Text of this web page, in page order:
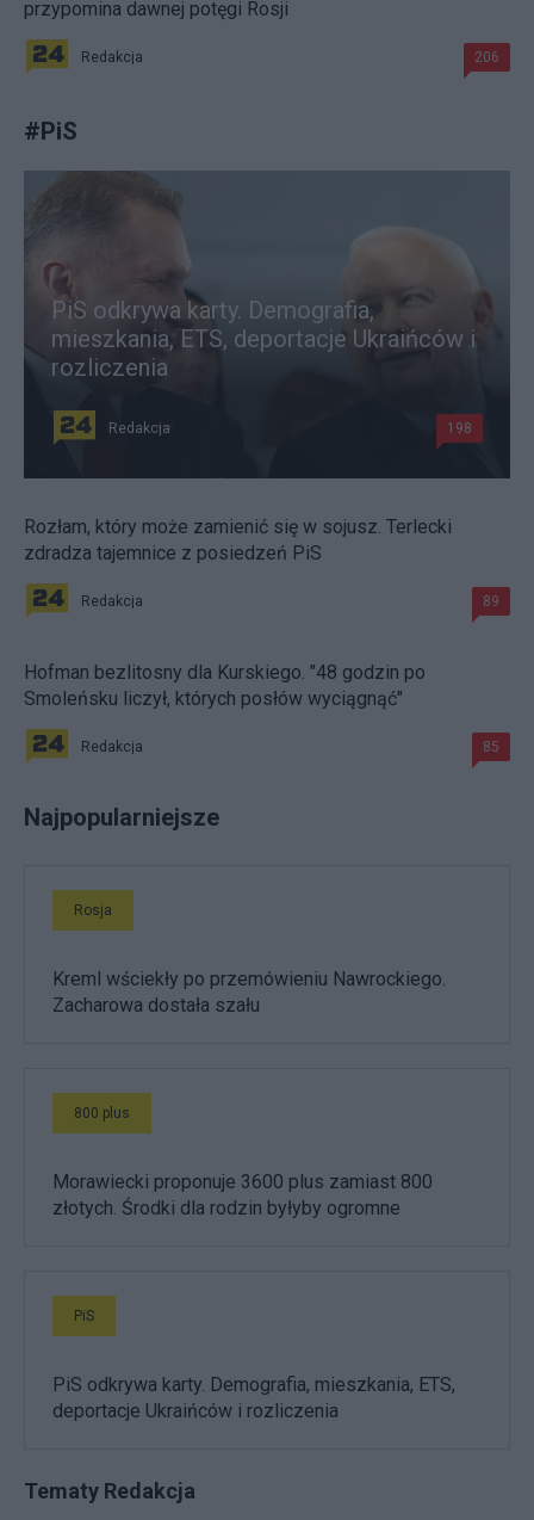
przypomina dawnej potęgi Rosji
Redakcja 206
#PiS
PiS odkrywa karty. Demografia,
mieszkania, ETS, deportacje Ukraińców i
rozliczenia
Redakcja 198
Rozłam, który może zamienić się w sojusz. Terlecki
zdradza tajemnice z posiedzeń PiS
Redakcja 89
Hofman bezlitosny dla Kurskiego. "48 godzin po
Smoleńsku liczył, których posłów wyciągnąć"
Redakcja 85
Najpopularniejsze
Rosja
Kreml wściekły po przemówieniu Nawrockiego.
Zacharowa dostała szału
800 plus
Morawiecki proponuje 3600 plus zamiast 800
złotych. Środki dla rodzin byłyby ogromne
PiS
PiS odkrywa karty. Demografia, mieszkania, ETS,
deportacje Ukraińców i rozliczenia
Tematy Redakcja